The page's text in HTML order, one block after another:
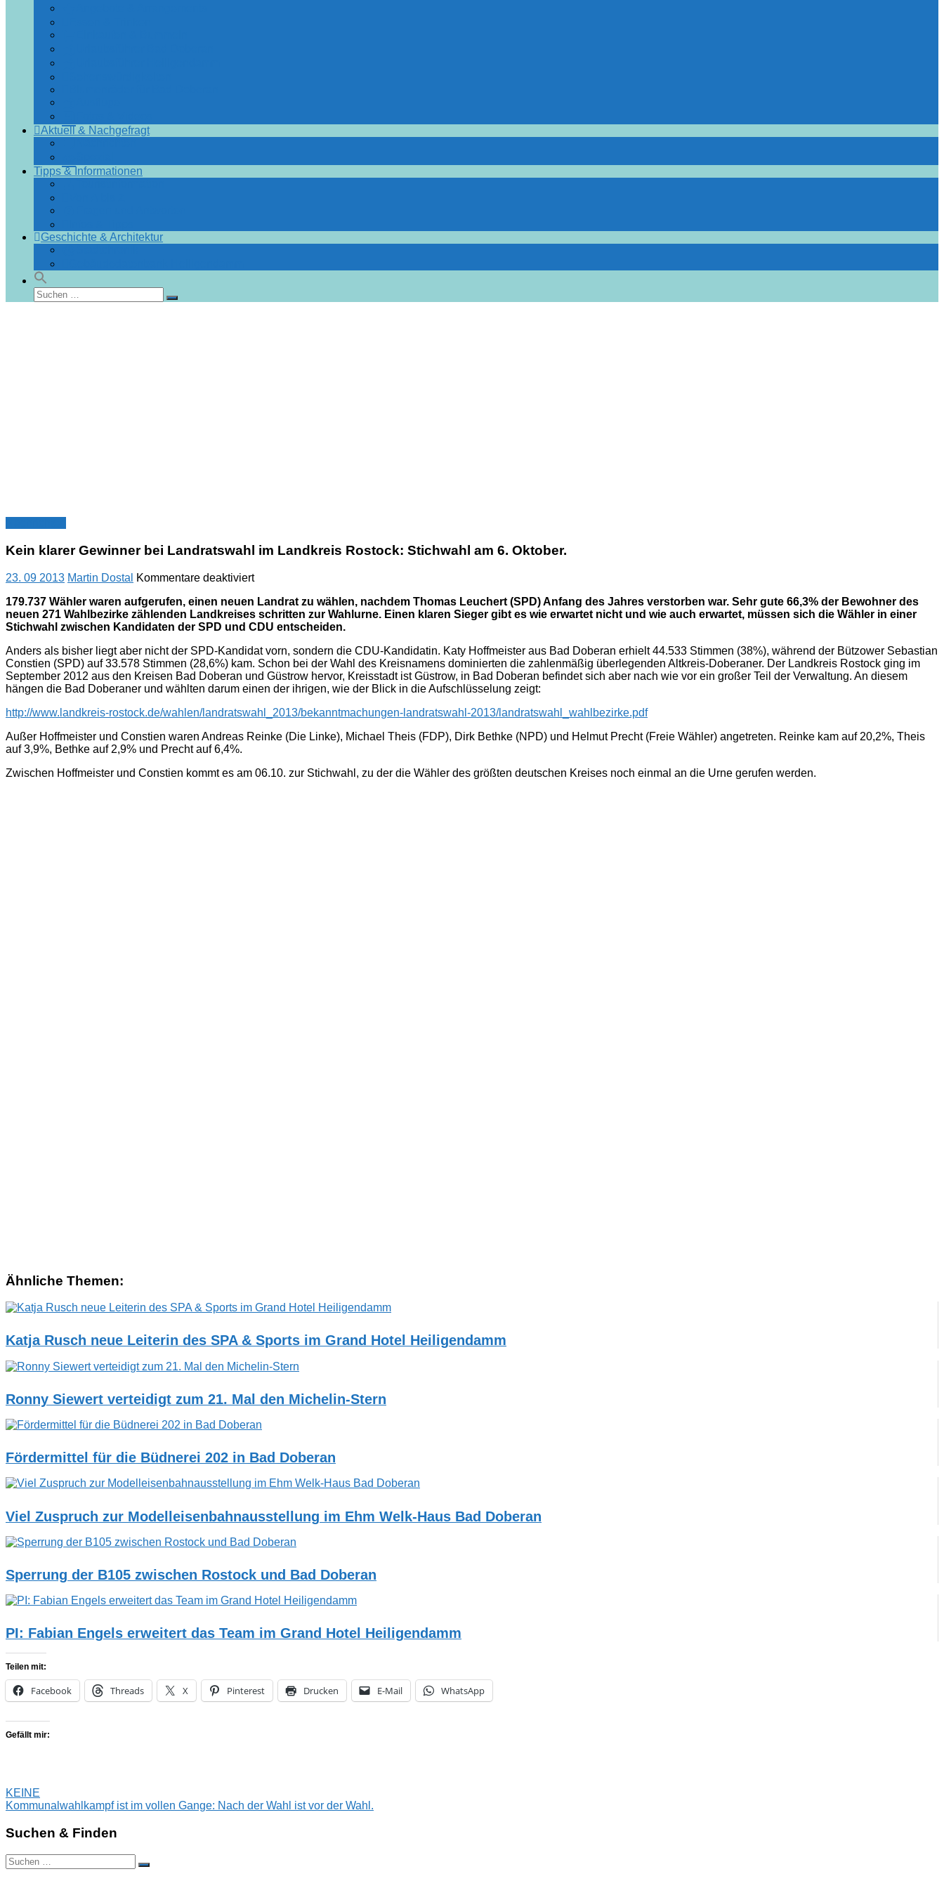
Aktuell & Nachgefragt
Tipps & Informationen
Geschichte & Architektur
Suchen
nach:
Suchen
Kein klarer Gewinner bei Landratswahl im Landkreis Rostock: Stichwahl am 6. Oktober.
23. 09 2013 Martin Dostal Kommentare deaktiviertfür
klarer
Gewinner
bei
im
Landkreis
Rostock:
Stichwahl
6.
179.737 Wähler waren aufgerufen, einen neuen Landrat zu wählen, nachdem Thomas Leuchert (SPD) Anfang des Jahres verstorben war. Sehr gute 66,3% der Bewohner des
neuen 271 Wahlbezirke zählenden Landkreises schritten zur Wahlurne. Einen klaren Sieger gibt es wie erwartet nicht und wie auch erwartet, müssen sich die Wähler in einer
Stichwahl zwischen Kandidaten der SPD und CDU entscheiden.
Anders als bisher liegt aber nicht der SPD-Kandidat vorn, sondern die CDU-Kandidatin. Katy Hoffmeister aus Bad Doberan erhielt 44.533 Stimmen (38%), während der Bützower Sebastian
Constien (SPD) auf 33.578 Stimmen (28,6%) kam. Schon bei der Wahl des Kreisnamens dominierten die zahlenmäßig überlegenden Altkreis-Doberaner. Der Landkreis Rostock ging im
September 2012 aus den Kreisen Bad Doberan und Güstrow hervor, Kreisstadt ist Güstrow, in Bad Doberan befindet sich aber nach wie vor ein großer Teil der Verwaltung. An diesem
hängen die Bad Doberaner und wählten darum einen der ihrigen, wie der Blick in die Aufschlüsselung zeigt:
http://www.landkreis-rostock.de/wahlen/landratswahl_2013/bekanntmachungen-landratswahl-2013/landratswahl_wahlbezirke.pdf
Außer Hoffmeister und Constien waren Andreas Reinke (Die Linke), Michael Theis (FDP), Dirk Bethke (NPD) und Helmut Precht (Freie Wähler) angetreten. Reinke kam auf 20,2%, Theis
auf 3,9%, Bethke auf 2,9% und Precht auf 6,4%.
Zwischen Hoffmeister und Constien kommt es am 06.10. zur Stichwahl, zu der die Wähler des größten deutschen Kreises noch einmal an die Urne gerufen werden.
Ähnliche Themen:
Katja Rusch neue Leiterin des SPA & Sports im Grand Hotel Heiligendamm
Ronny Siewert verteidigt zum 21. Mal den Michelin-Stern
Fördermittel für die Büdnerei 202 in Bad Doberan
Viel Zuspruch zur Modelleisenbahnausstellung im Ehm Welk-Haus Bad Doberan
Sperrung der B105 zwischen Rostock und Bad Doberan
PI: Fabian Engels erweitert das Team im Grand Hotel Heiligendamm
Teilen mit:
Facebook Threads X Pinterest Drucken E-Mail WhatsApp
Gefällt mir:
Beitragsnavigation
Vorheriger
Beitrag:
KEINE
Nächster
Kommunalwahlkampf ist im vollen Gange: Nach der Wahl ist vor der Wahl.
Suchen & Finden
Suchen
nach:
Suchen